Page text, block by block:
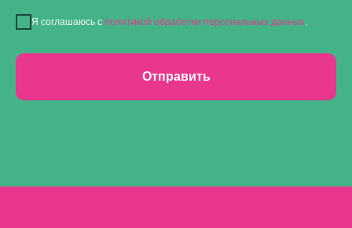
Я соглашаюсь с политикой обработки персональных данных
Отправить